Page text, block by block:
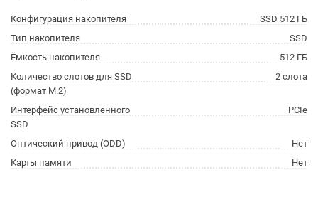
Конфигурация накопителя
SSD 512 ГБ
Тип накопителя
SSD
Ёмкость накопителя
512 ГБ
Количество слотов для SSD
(формат M.2)
2 слота
Интерфейс установленного
SSD
PCIe
Оптический привод (ODD)
Нет
Карты памяти
Нет